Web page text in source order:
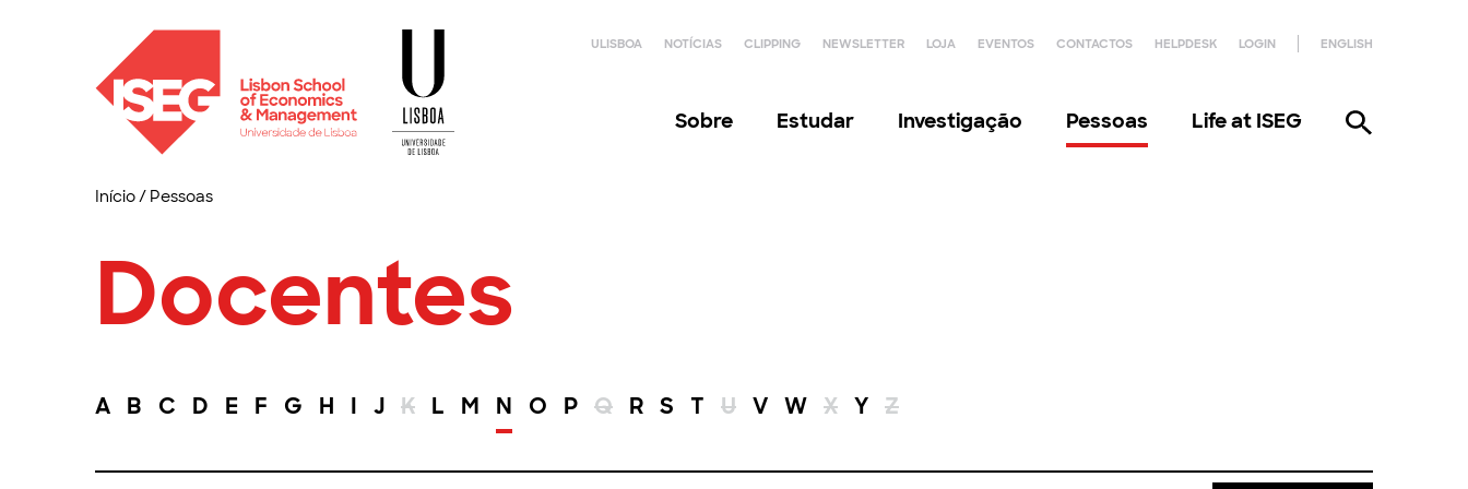
ULISBOA NOTÍCIAS CLIPPING NEWSLETTER LOJA EVENTOS CONTACTOS HELPDESK LOGIN ENGLISH
Sobre Estudar Investigação Pessoas Life at ISEG
Início/ Pessoas
Docentes
A B C D E F G H I J K L M N O P Q R S T U V W X Y Z